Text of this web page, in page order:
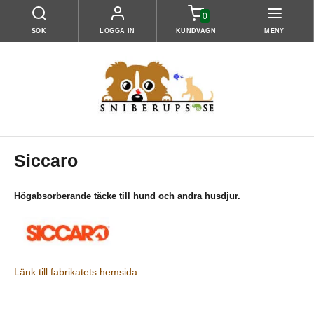
SÖK LOGGA IN
0
KUNDVAGN MENY
Siccaro
Högabsorberande täcke till hund och andra husdjur.
Länk till fabrikatets hemsida